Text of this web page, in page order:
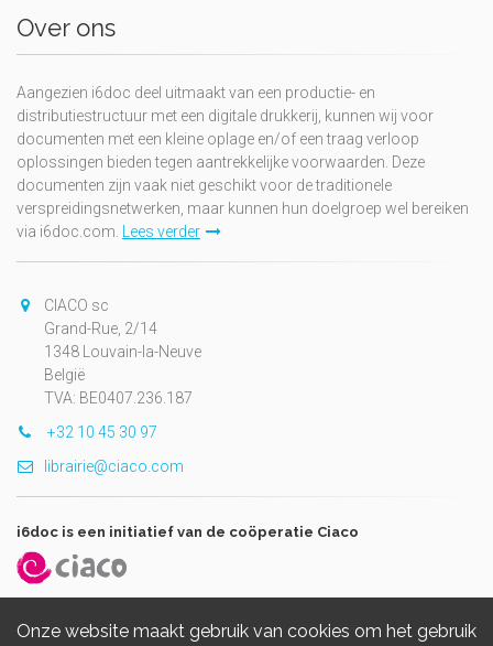
Onze website maakt gebruik van cookies om het gebruik
Over ons
Aangezien i6doc deel uitmaakt van een productie- en
distributiestructuur met een digitale drukkerij, kunnen wij voor
documenten met een kleine oplage en/of een traag verloop
oplossingen bieden tegen aantrekkelijke voorwaarden. Deze
documenten zijn vaak niet geschikt voor de traditionele
verspreidingsnetwerken, maar kunnen hun doelgroep wel bereiken
via i6doc.com. Lees verder
CIACO sc
Grand-Rue, 2/14
1348 Louvain-la-Neuve
België
TVA: BE0407.236.187
+32 10 45 30 97
librairie@ciaco.com
i6doc is een initiatief van de coöperatie Ciaco